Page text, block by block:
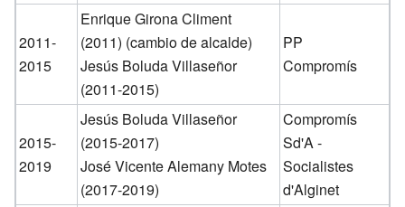
2011-
2015
Enrique Girona Climent
(2011) (cambio de alcalde)
Jesús Boluda Villaseñor
(2011-2015)
PP
Compromís
2015-
2019
Jesús Boluda Villaseñor
(2015-2017)
José Vicente Alemany Motes
(2017-2019)
Compromís
Sd'A -
Socialistes
d'Alginet